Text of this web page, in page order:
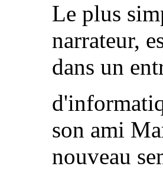
Le plus
narrateur,
dans un
son ami
nouveau